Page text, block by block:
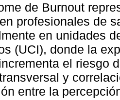
de Burnout
profesionales de
en unidades
(UCI), donde la
el riesgo
y
entre la